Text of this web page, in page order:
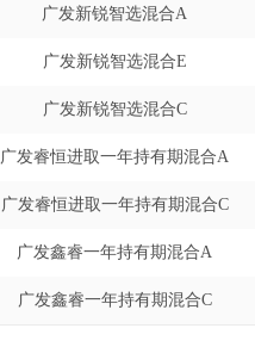
广发新锐智选混合A
广发新锐智选混合E
广发新锐智选混合C
广发睿恒进取一年持有期混合A
广发睿恒进取一年持有期混合C
广发鑫睿一年持有期混合A
广发鑫睿一年持有期混合C